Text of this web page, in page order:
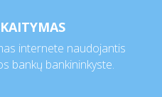
internete naudojantis
bankų bankininkyste.